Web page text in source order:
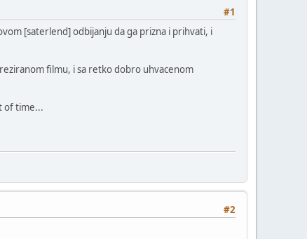
#1
[saterlend] odbijanju da ga prizna i prihvati, i
filmu, i sa retko dobro uhvacenom
of time...
#2